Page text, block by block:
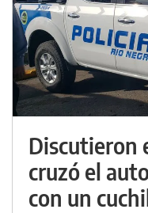
Discutieron
cruzó el
con un